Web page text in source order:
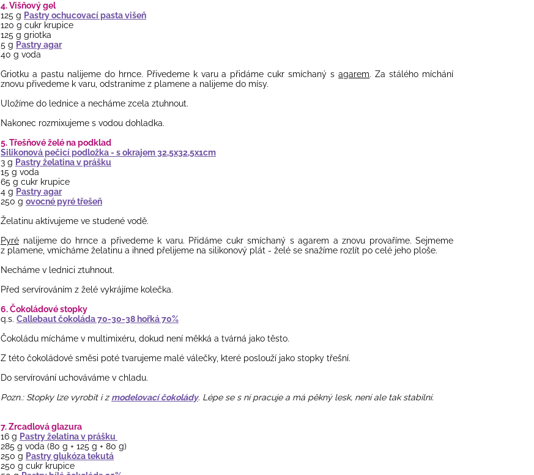
4. Višňový gel
125 g Pastry ochucovací pasta višeň
120 g cukr krupice
125 g griotka
5 g Pastry agar
40 g voda
Griotku a pastu nalijeme do hrnce. Přivedeme k varu a přidáme cukr smíchaný sagarem. Za stálého míchání
znovu přivedeme k varu, odstraníme z plamene a nalijeme do mísy.
Uložíme do lednice a necháme zcela ztuhnout.
Nakonec rozmixujeme s vodou dohladka.
5. Třešňové želé na podklad
Silikonová pečicí podložka - s okrajem 32,5x32,5x1cm
3 g Pastry želatina v prášku
15 g voda
65 g cukr krupice
4 g Pastry agar
250 g ovocné pyré třešeň
Želatinu aktivujeme ve studené vodě.
Pyré nalijeme do hrnce a přivedeme k varu. Přidáme cukr smíchaný s agarem a znovu provaříme. Sejmeme
z plamene, vmícháme želatinu a ihned přelijeme na silikonový plát - želé se snažíme rozlít po celé jeho ploše.
Necháme v lednici ztuhnout.
Před servírováním z želé vykrájíme kolečka.
6. Čokoládové stopky
q.s. Callebaut čokoláda 70-30-38 hořká 70%
Čokoládu mícháme v multimixéru, dokud není měkká a tvárná jako těsto.
Z této čokoládové směsi poté tvarujeme malé válečky, které poslouží jako stopky třešní.
Do servírování uchováváme v chladu.
Pozn.: Stopky lze vyrobit i z modelovací čokolády. Lépe se s ní pracuje a má pěkný lesk, není ale tak stabilní.
7. Zrcadlová glazura
16 g Pastry želatina v prášku
285 g voda (80 g + 125 g + 80 g)
250 g Pastry glukóza tekutá
250 g cukr krupice